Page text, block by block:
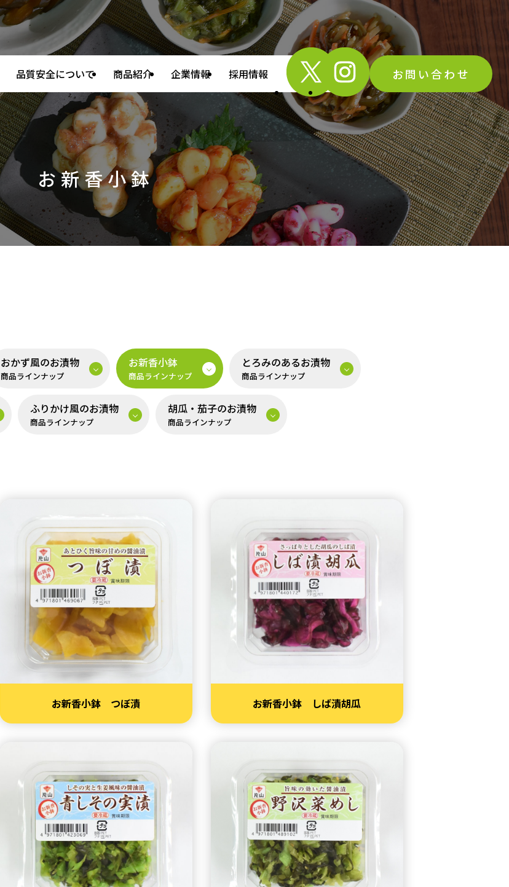
品質安全について 商品紹介 企業情報 採用情報 お問い合わせ
お新香小鉢
おかず風のお漬物
商品ラインナップ
お新香小鉢
商品ラインナップ
とろみのあるお漬物
商品ラインナップ
ふりかけ風のお漬物
商品ラインナップ
胡瓜・茄子のお漬物
商品ラインナップ
お新香小鉢 つぼ漬 お新香小鉢 しば漬胡瓜